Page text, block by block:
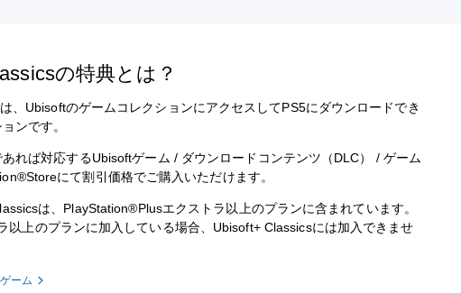
の特典とは？
、UbisoftのゲームコレクションにアクセスしてPS5にダウンロードでき
ンです。
れば対応するUbisoftゲーム / ダウンロードコンテンツ（DLC） / ゲーム
にて割引価格でご購入いただけます。
は、PlayStation®Plusエクストラ以上のプランに含まれています。
以上のプランに加入している場合、Ubisoft+ Classicsには加入できませ
ーム